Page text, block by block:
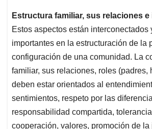
Estructura familiar, sus relaciones
Estos aspectos están interconectados
importantes en la estructuración de la
configuración de una comunidad. La
familiar, sus relaciones, roles (padres,
deben estar orientados al
sentimientos, respeto por las
responsabilidad compartida,
cooperación, valores, promoción de la